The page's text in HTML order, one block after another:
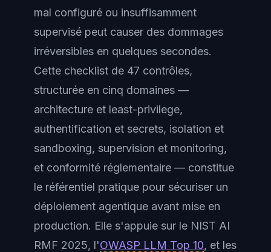
mal configuré ou insuffisamment
supervisé peut causer des dommages
irréversibles en quelques secondes.
Cette checklist de 47 contrôles,
structurée en cinq domaines —
architecture et least-privilege,
authentification et secrets, isolation et
sandboxing, supervision et monitoring,
et conformité réglementaire — constitue
le référentiel pratique pour sécuriser un
déploiement agentique avant mise en
production. Elle s'appuie sur le NIST AI
RMF 2025, l'OWASP LLM Top 10, et les